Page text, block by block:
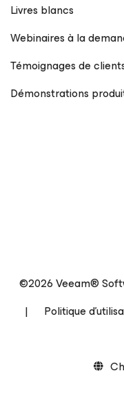
Livres blancs
Webinaires à la
Témoignages de
Démonstrations
©2026 Veeam®
|
Politique